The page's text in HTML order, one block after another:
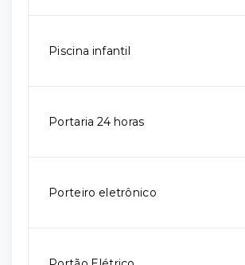
Piscina infantil
Portaria 24 horas
Porteiro eletrônico